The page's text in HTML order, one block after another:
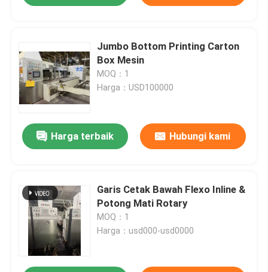
Jumbo Bottom Printing Carton
Box Mesin
MOQ：1
Harga：USD100000
Harga terbaik Hubungi kami
Garis Cetak Bawah Flexo Inline &
Potong Mati Rotary
MOQ：1
Harga：usd000-usd0000